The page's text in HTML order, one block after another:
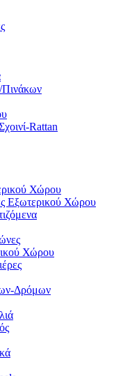
Rattan
Χώρου
Εξωτερικού Χώρου
Χώρου
Δρόμων